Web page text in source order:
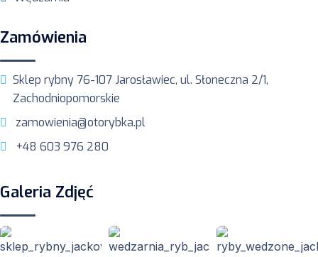
Zamówienia
Sklep rybny 76-107 Jarosławiec, ul. Słoneczna 2/1,
Zachodniopomorskie
zamowienia@otorybka.pl
+48 603 976 280
Galeria Zdjęć